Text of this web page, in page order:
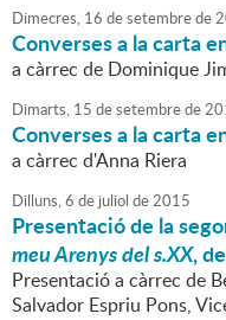
Dimecres, 16 desetembrede
Converses a la carta
a càrrec de Dominique
Dimarts, 15 desetembrede
Converses a la carta
a càrrec d'Anna Riera
Dilluns,6 de juliol de2015
Presentació de la
meu Arenys del s.XX,
Presentació a càrrec de
Salvador Espriu Pons,